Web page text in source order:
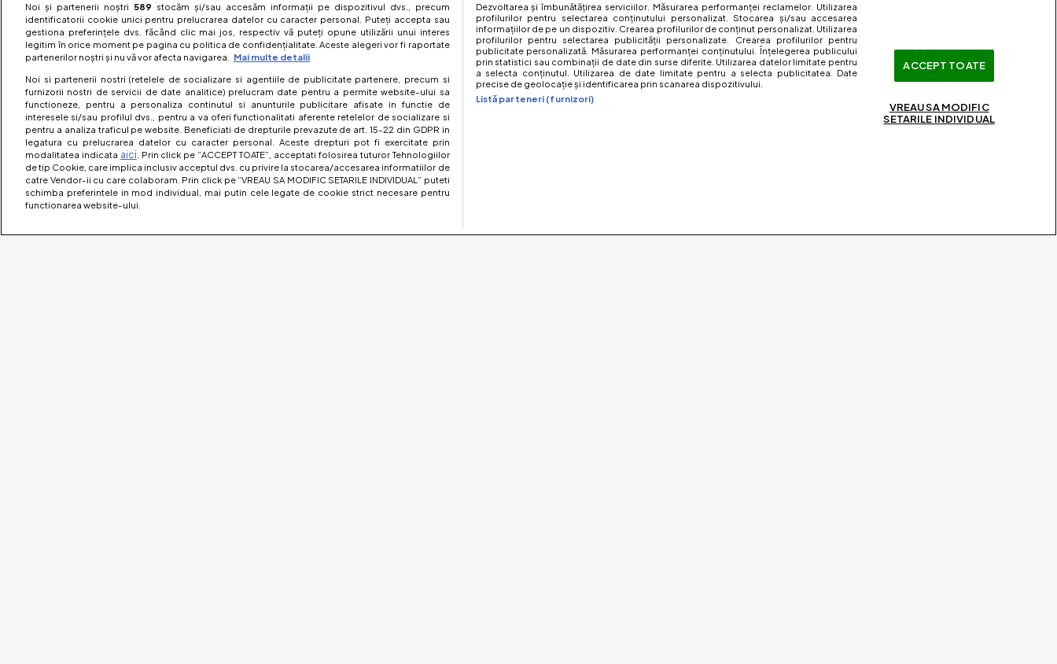
Noi și partenerii noștri 589 stocăm și/sau accesăm informații pe dispozitivul dvs., precum
identificatorii cookie unici pentru prelucrarea datelor cu caracter personal. Puteți accepta sau
gestiona preferințele dvs. făcând clic mai jos, respectiv vă puteți opune utilizării unui interes
legitim în orice moment pe pagina cu politica de confidențialitate. Aceste alegeri vor fi raportate
partenerilor noștri și nu vă vor afecta navigarea.
Mai multe detalii
Noi si partenerii nostri (retelele de socializare si agentiile de publicitate partenere, precum si
furnizorii nostri de servicii de date analitice) prelucram date pentru a permite website-ului sa
functioneze, pentru a personaliza continutul si anunturile publicitare afisate in functie de
interesele si/sau profilul dvs., pentru a va oferi functionalitati aferente retelelor de socializare si
pentru a analiza traficul pe website. Beneficiati de drepturile prevazute de art. 15-22 din GDPR in
legatura cu prelucrarea datelor cu caracter personal. Aceste drepturi pot fi exercitate prin
modalitatea indicata aici . Prin click pe “ACCEPT TOATE”, acceptati folosirea tuturor Tehnologiilor
de tip Cookie, care implica inclusiv acceptul dvs. cu privire la stocarea/accesarea informatiilor de
catre Vendor-ii cu care colaboram. Prin click pe “VREAU SA MODIFIC SETARILE INDIVIDUAL” puteti
schimba preferintele in mod individual, mai putin cele legate de cookie strict necesare pentru
functionarea website-ului.
Dezvoltarea și îmbunătățirea serviciilor. Măsurarea performanței reclamelor. Utilizarea
profilurilor pentru selectarea conținutului personalizat. Stocarea și/sau accesarea
informațiilor de pe un dispozitiv. Crearea profilurilor de conținut personalizat. Utilizarea
profilurilor pentru selectarea publicității personalizate. Crearea profilurilor pentru
publicitate personalizată. Măsurarea performanței conținutului. Înțelegerea publicului
prin statistici sau combinații de date din surse diferite. Utilizarea datelor limitate pentru
a selecta conținutul. Utilizarea de date limitate pentru a selecta publicitatea. Date
precise de geolocație și identificarea prin scanarea dispozitivului.
Listă parteneri (furnizori)
ACCEPT TOATE
VREAU SA MODIFIC
SETARILE INDIVIDUAL